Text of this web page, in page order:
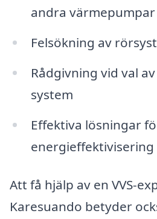
andra värmepumpar
Felsökning av
Rådgivning vid val
system
Effektiva lösningar
energieffektivisering
Att få hjälp av en VVS-
Karesuando betyder